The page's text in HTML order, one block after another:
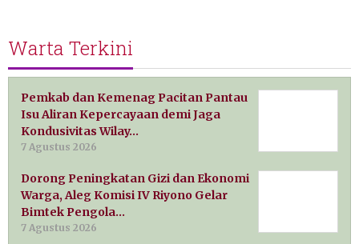
Warta Terkini
Pemkab dan Kemenag Pacitan Pantau
Isu Aliran Kepercayaan demi Jaga
Kondusivitas Wilay…
7 Agustus 2026
Dorong Peningkatan Gizi dan Ekonomi
Warga, Aleg Komisi IV Riyono Gelar
Bimtek Pengola…
7 Agustus 2026